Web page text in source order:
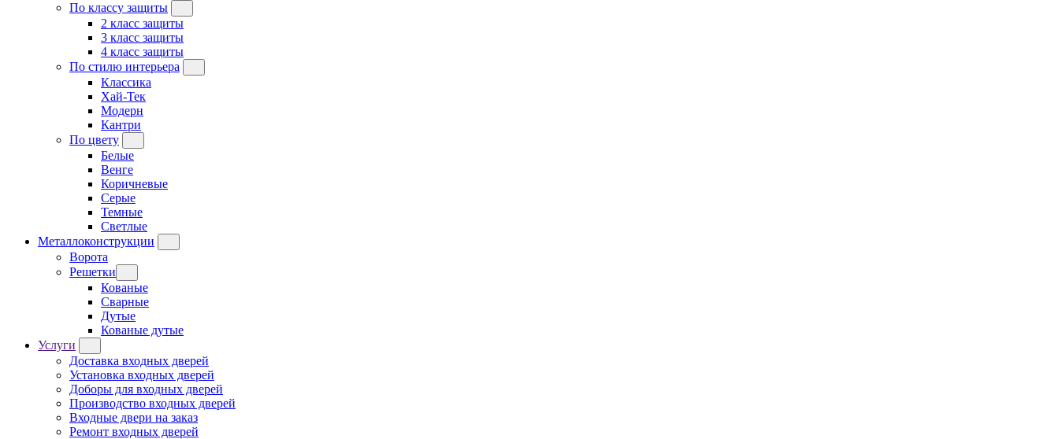
По классу защиты
2 класс защиты
3 класс защиты
4 класс защиты
По стилю интерьера
Классика
Хай-Тек
Модерн
Кантри
По цвету
Белые
Венге
Коричневые
Серые
Темные
Светлые
Металлоконструкции
Ворота
Решетки
Кованые
Сварные
Дутые
Кованые дутые
Услуги
Доставка входных дверей
Установка входных дверей
Доборы для входных дверей
Производство входных дверей
Входные двери на заказ
Ремонт входных дверей